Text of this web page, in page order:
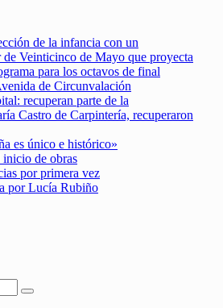
de la infancia con un
Veinticinco de Mayo que proyecta
para los octavos de final
de Circunvalación
recuperan parte de la
Castro de Carpintería, recuperaron
es único e histórico»
de obras
por primera vez
por Lucía Rubiño